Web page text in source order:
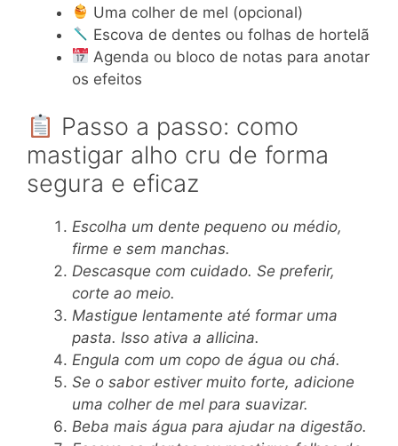
Uma colher de mel (opcional)
Escova de dentes ou folhas de hortelã
Agenda ou bloco de notas para anotar
os efeitos
Passo a passo: como
mastigar alho cru de forma
segura e eficaz
Escolha um dente pequeno ou médio,
firme e sem manchas.
Descasque com cuidado. Se preferir,
corte ao meio.
Mastigue lentamente até formar uma
pasta. Isso ativa a allicina.
Engula com um copo de água ou chá.
Se o sabor estiver muito forte, adicione
uma colher de mel para suavizar.
Beba mais água para ajudar na digestão.